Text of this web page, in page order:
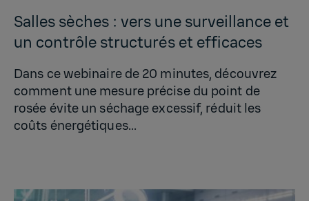
Salles sèches : vers une surveillance et
un contrôle structurés et efficaces
Dans ce webinaire de 20 minutes, découvrez
comment une mesure précise du point de
rosée évite un séchage excessif, réduit les
coûts énergétiques...